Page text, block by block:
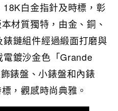
白金指針及時標，彰
材質獨特，由金、銅、
鏈組件經過緞面打磨與
鍍沙金色「Grande
錶盤、小錶盤和內錶
，觀感時尚典雅。